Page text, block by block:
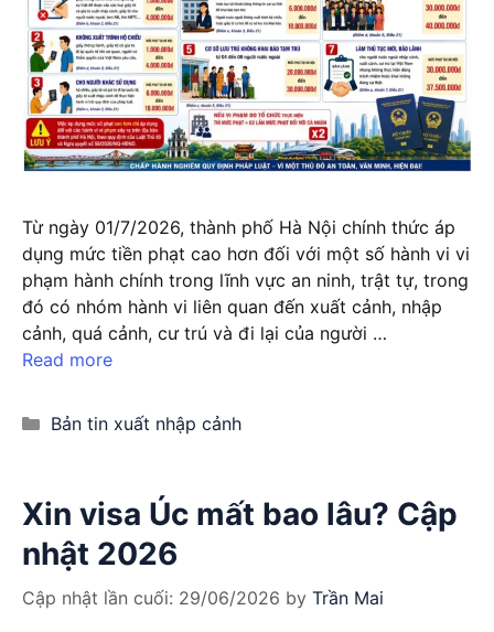
Từ ngày 01/7/2026, thành phố Hà Nội chính thức áp
dụng mức tiền phạt cao hơn đối với một số hành vi vi
phạm hành chính trong lĩnh vực an ninh, trật tự, trong
đó có nhóm hành vi liên quan đến xuất cảnh, nhập
cảnh, quá cảnh, cư trú và đi lại của người …
Read more
Categories
Bản tin xuất nhập cảnh
Xin visa Úc mất bao lâu? Cập
nhật 2026
Cập nhật lần cuối: 29/06/2026 by Trần Mai